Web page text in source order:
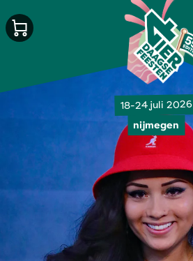
18-24 juli 2026
nijmegen